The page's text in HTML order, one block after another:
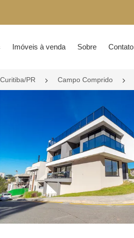
Imóveis à venda Sobre Contato
Curitiba/PR Campo Comprido